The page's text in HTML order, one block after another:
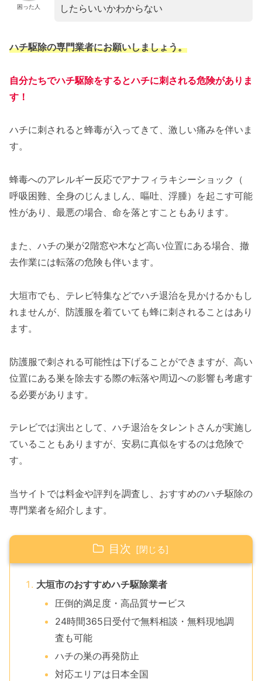
困った人
したらいいかわからない
ハチ駆除の専門業者にお願いしましょう。
自分たちでハチ駆除をするとハチに刺される危険がありま
す！
ハチに刺されると蜂毒が入ってきて、激しい痛みを伴いま
す。
蜂毒へのアレルギー反応でアナフィラキシーショック（
呼吸困難、全身のじんましん、嘔吐、浮腫）を起こす可能
性があり、最悪の場合、命を落とすこともあります。
また、ハチの巣が2階窓や木など高い位置にある場合、撤
去作業には転落の危険も伴います。
大垣市でも、テレビ特集などでハチ退治を見かけるかもし
れませんが、防護服を着ていても蜂に刺されることはあり
ます。
防護服で刺される可能性は下げることができますが、高い
位置にある巣を除去する際の転落や周辺への影響も考慮す
る必要があります。
テレビでは演出として、ハチ退治をタレントさんが実施し
ていることもありますが、安易に真似をするのは危険で
す。
当サイトでは料金や評判を調査し、おすすめのハチ駆除の
専門業者を紹介します。
目次
大垣市のおすすめハチ駆除業者
圧倒的満足度・高品質サービス
24時間365日受付で無料相談・無料現地調
査も可能
ハチの巣の再発防止
対応エリアは日本全国